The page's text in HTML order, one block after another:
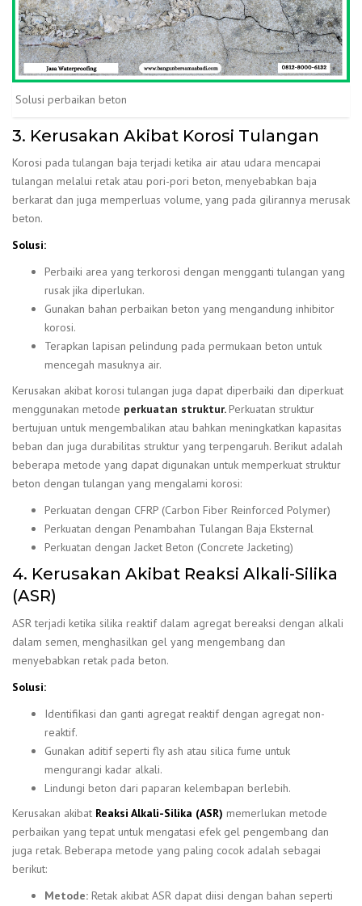
Solusi perbaikan beton
3. Kerusakan Akibat Korosi Tulangan
Korosi pada tulangan baja terjadi ketika air atau udara mencapai
tulangan melalui retak atau pori-pori beton, menyebabkan baja
berkarat dan juga memperluas volume, yang pada gilirannya merusak
beton.
Solusi:
Perbaiki area yang terkorosi dengan mengganti tulangan yang
rusak jika diperlukan.
Gunakan bahan perbaikan beton yang mengandung inhibitor
korosi.
Terapkan lapisan pelindung pada permukaan beton untuk
mencegah masuknya air.
Kerusakan akibat korosi tulangan juga dapat diperbaiki dan diperkuat
menggunakan metode perkuatan struktur.Perkuatan struktur
bertujuan untuk mengembalikan atau bahkan meningkatkan kapasitas
beban dan juga durabilitas struktur yang terpengaruh. Berikut adalah
beberapa metode yang dapat digunakan untuk memperkuat struktur
beton dengan tulangan yang mengalami korosi:
Perkuatan dengan CFRP (Carbon Fiber Reinforced Polymer)
Perkuatan dengan Penambahan Tulangan Baja Eksternal
Perkuatan dengan Jacket Beton (Concrete Jacketing)
4. Kerusakan Akibat Reaksi Alkali-Silika
(ASR)
ASR terjadi ketika silika reaktif dalam agregat bereaksi dengan alkali
dalam semen, menghasilkan gel yang mengembang dan
menyebabkan retak pada beton.
Solusi:
Identifikasi dan ganti agregat reaktif dengan agregat non-
reaktif.
Gunakan aditif seperti fly ash atau silica fume untuk
mengurangi kadar alkali.
Lindungi beton dari paparan kelembapan berlebih.
Kerusakan akibat Reaksi Alkali-Silika (ASR) memerlukan metode
perbaikan yang tepat untuk mengatasi efek gel pengembang dan
juga retak. Beberapa metode yang paling cocok adalah sebagai
berikut:
Metode: Retak akibat ASR dapat diisi dengan bahan seperti